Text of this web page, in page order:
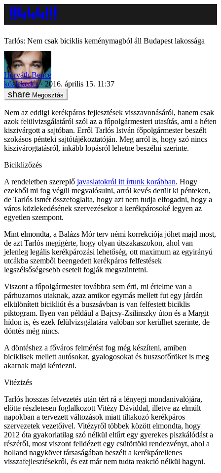
Tarlós: Nem csak biciklis keménymagból áll Budapest lakossága
Horváth Bence
közlekedés
2016. április 15. 11:37
Megosztás
Nem az eddigi kerékpáros fejlesztések visszavonásáról, hanem csak
azok felülvizsgálatáról szól az a főpolgármesteri utasítás, ami a héten
kiszivárgott a sajtóban. Erről Tarlós István főpolgármester beszélt
szokásos pénteki sajtótájékoztatóján. Meg arról is, hogy szó nincs
kiszivárogtatásról, inkább lopásról lehetne beszélni szerinte.
Biciklizőzés
A rendeletben szereplő javaslatokról itt írtunk korábban. Hogy
ezekből mi fog végül megvalósulni, arról kevés derült ki pénteken,
de Tarlós ismét összefoglalta, hogy azt nem tudja elfogadni, hogy a
város közlekedésének szervezésekor a kerékpárosoké legyen az
egyetlen szempont.
Mint elmondta, a Balázs Mór terv némi korrekciója jöhet majd most,
de azt Tarlós megígérte, hogy olyan útszakaszokon, ahol van
jelenleg legális kerékpározási lehetőség, ott maximum az egyirányú
utcákba szemből beengedett kerékpáros felfestések
legszélsőségesebb eseteit fogják megszüntetni.
Viszont a főpolgármester továbbra sem érti, mi értelme van a
párhuzamos utaknak, azaz amikor egymás mellett fut egy járdán
elkülönített bicikliút és a buszsávban is van felfestett biciklis
piktogram. Ilyen van például a Bajcsy-Zsilinszky úton és a Margit
hídon is, és ezek felülvizsgálatára valóban sor kerülhet szerinte, de
döntés még nincs.
A döntéshez a főváros felmérést fog még készíteni, amiben
biciklisek mellett autósokat, gyalogosokat és buszsofőröket is meg
akarnak majd kérdezni.
Vitézizés
Tarlós hosszas felvezetés után tért rá a lényegi mondanivalójára,
előtte részletesen foglalkozott Vitézy Dáviddal, illetve az elmúlt
napokban a tervezett változások miatt tiltakozó kerékpáros
szervezetek vezetőivel. Vitézyről többek között elmondta, hogy
2012 óta gyakorlatilag szó nélkül eltűrt egy gyerekes piszkálódást a
részéről, most viszont felidézett egy csütörtöki rendezvényt, ahol a
holland nagykövet társaságában beszélt a kerékpárellenes
visszafejlesztésekről, és ezt már nem tudta reakció nélkül hagyni.